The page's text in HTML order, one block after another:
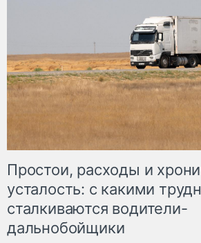
Простои, расходы и
усталость: с какими
сталкиваются водители-
дальнобойщики